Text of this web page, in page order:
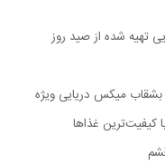
تهیه شده از صید روز
میکس دریایی ویژه
کیفیت‌ترین غذاها